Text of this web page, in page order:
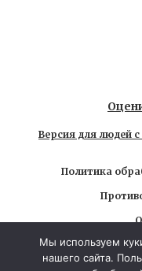
Версия для людей
Политика
материалов без
Мы используем
нашего сайта.